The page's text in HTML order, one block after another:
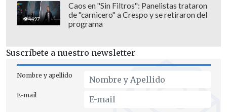
4497
Caos en "Sin Filtros": Panelistas trataron
de "carnicero" a Crespo y se retiraron del
programa
Suscríbete a nuestro newsletter
Nombre y apellido
E-mail